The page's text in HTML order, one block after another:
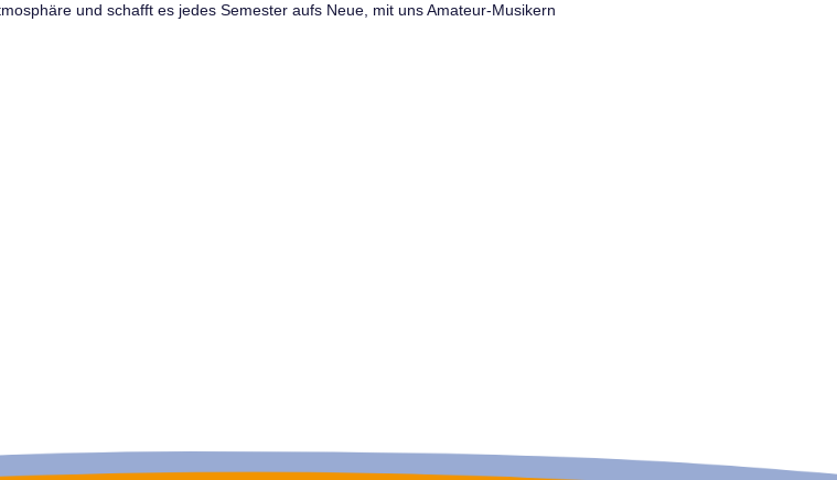
und schafft es jedes Semester aufs Neue, mit uns Amateur-Musikern